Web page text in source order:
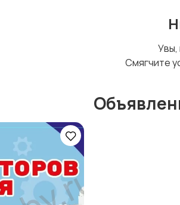
Увы,
Смягчите